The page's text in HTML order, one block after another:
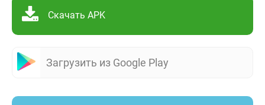
Скачать APK
Загрузить из Google Play